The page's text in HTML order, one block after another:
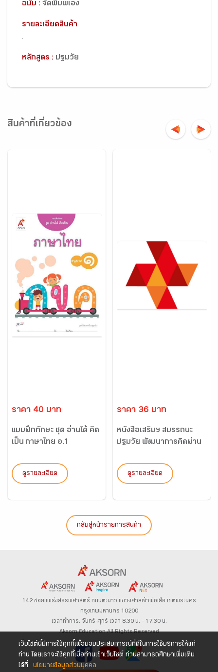
ฉบับ : จัดพิมพ์เอง
รายละเอียดสินค้า
.
หลักสูตร : ปฐมวัย
สินค้าที่เกี่ยวข้อง
ราคา 40 บาท
แบบฝึกทักษะ ชุด อ่านได้ คิด
เป็น ภาษาไทย อ.1
ดูรายละเอียด
ราคา 36 บาท
หนังสือเสริมฯ สมรรถนะ
ปฐมวัย พัฒนาการคิดผ่าน
ดูรายละเอียด
กลับสู่หน้ารายการสินค้า
142 ซอยแพร่งสรรพศาสตร์ ถนนตะนาว แขวงศาลเจ้าพ่อเสือ เขตพระนคร
กรุงเทพมหานคร 10200
เวลาทำการ: จันทร์-ศุกร์ เวลา 8.30 น. – 17.30 น.
Aksorn Education All Rights Reserved
เว็บไซต์นี้มีการใช้คุกกี้เพื่อมอบประสบการณ์ที่ดีในการใช้บริการให้แก่
ท่าน โดยเราจะใช้คุกกี้เมื่อท่านเข้าเว็บไซต์ ท่านสามารถศึกษาเพิ่มเติม
ได้ที่
นโยบายข้อมูลส่วนบุคคล